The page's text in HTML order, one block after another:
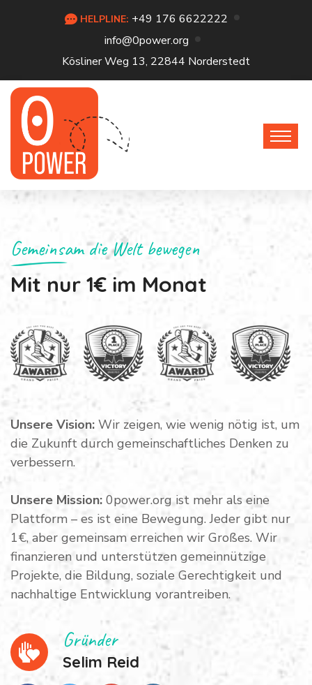
HELPLINE: +49 176 6622222
info@0power.org
Kösliner Weg 13, 22844 Norderstedt
Gemeinsam die Welt bewegen
Mit nur 1€ im Monat
Unsere Vision: Wir zeigen, wie wenig nötig ist, um
die Zukunft durch gemeinschaftliches Denken zu
verbessern.
Unsere Mission: 0power.org ist mehr als eine
Plattform – es ist eine Bewegung. Jeder gibt nur
1€, aber gemeinsam erreichen wir Großes. Wir
finanzieren und unterstützen gemeinnützige
Projekte, die Bildung, soziale Gerechtigkeit und
nachhaltige Entwicklung vorantreiben.
Gründer
Selim Reid